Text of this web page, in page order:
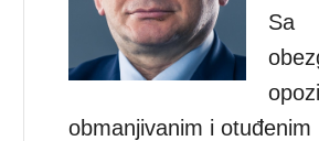
Sa
obmanjivanim i otuđenim